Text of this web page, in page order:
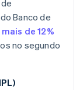
Banco de
mais de 12%
no segundo